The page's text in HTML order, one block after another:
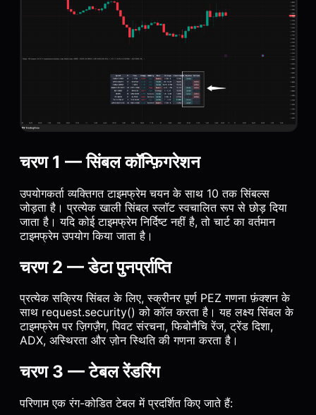
चरण 1 — सिंबल कॉन्फ़िगरेशन
उपयोगकर्ता व्यक्तिगत टाइमफ्रेम चयन के साथ 10 तक सिंबल्स
जोड़ता है। प्रत्येक खाली सिंबल स्लॉट स्वचालित रूप से छोड़ दिया
जाता है। यदि कोई टाइमफ्रेम निर्दिष्ट नहीं है, तो चार्ट का वर्तमान
टाइमफ्रेम उपयोग किया जाता है।
चरण 2 — डेटा पुनर्प्राप्ति
प्रत्येक सक्रिय सिंबल के लिए, स्क्रीनर पूर्ण PEZ गणना फ़ंक्शन के
साथ request.security() को कॉल करता है। यह लक्ष्य सिंबल के
टाइमफ्रेम पर ज़िगज़ैग, पिवट संरचना, फिबोनैचि रेंज, ट्रेंड दिशा,
ADX, अस्थिरता और ज़ोन स्थिति की गणना करता है।
चरण 3 — टेबल रेंडरिंग
परिणाम एक रंग-कोडित टेबल में प्रदर्शित किए जाते हैं: